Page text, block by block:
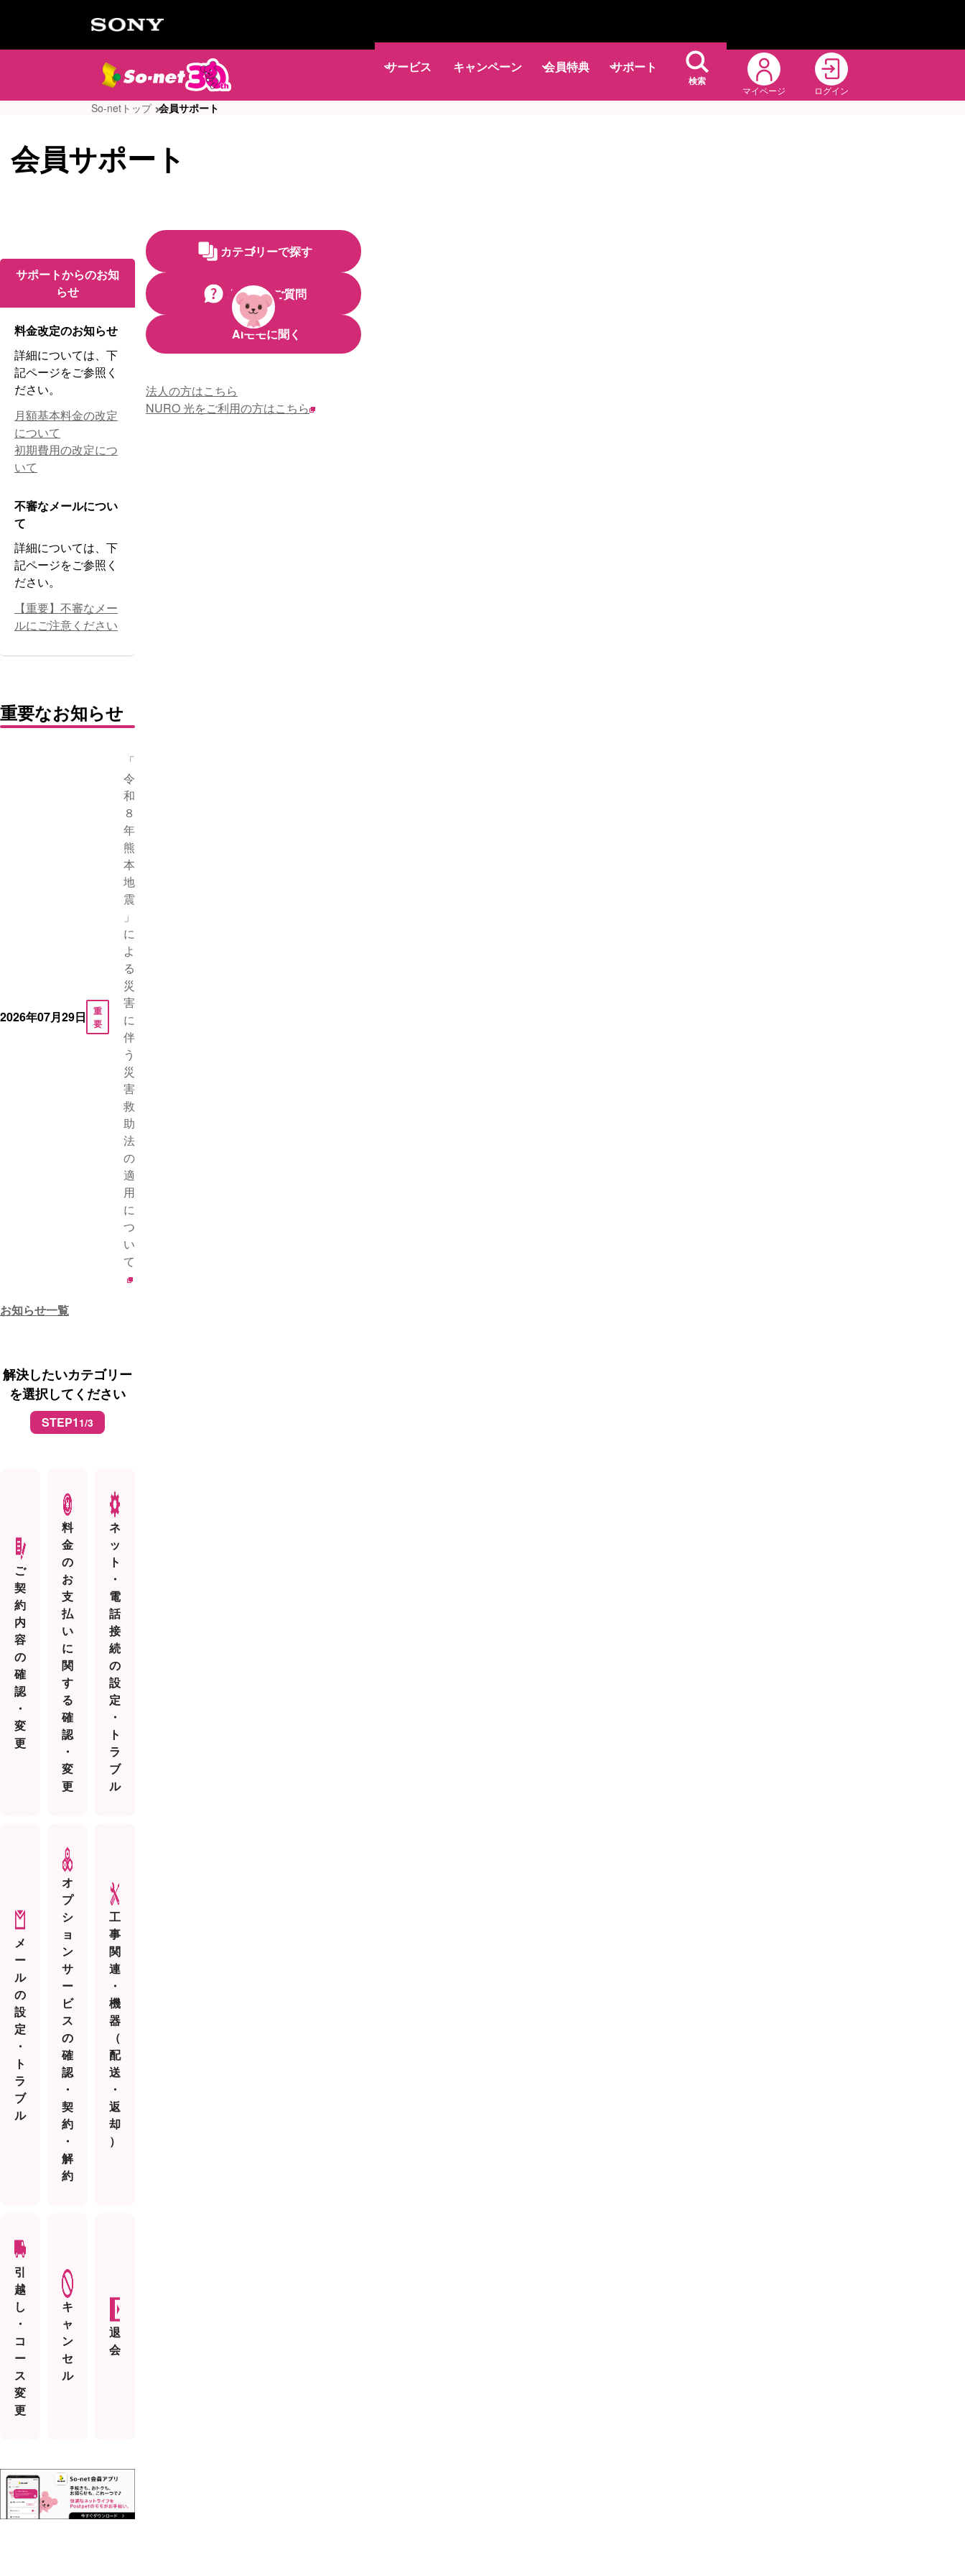
サービス キャンペーン 会員特典 サポート
検索
マイページ ログイン
So-netトップ 会員サポート
会員サポート
カテゴリーで探す
よくあるご質問
AIモモに聞く
法人の方はこちら
NURO 光をご利用の方はこちら
サポートからのお知
らせ
料金改定のお知らせ
詳細については、下
記ページをご参照く
ださい。
月額基本料金の改定
について
初期費用の改定につ
いて
不審なメールについ
て
詳細については、下
記ページをご参照く
ださい。
【重要】不審なメー
ルにご注意ください
重要なお知らせ
2026年07月29日
重
要
「
令
和
８
年
熊
本
地
震
」
に
よ
る
災
害
に
伴
う
災
害
救
助
法
の
適
用
に
つ
い
て
お知らせ一覧
解決したいカテゴリー
を選択してください
STEP1 1/3
ご
契
約
内
容
の
確
認
・
変
更
料
金
の
お
支
払
い
に
関
す
る
確
認
・
変
更
ネ
ッ
ト
・
電
話
接
続
の
設
定
・
ト
ラ
ブ
ル
メ
ー
ル
の
設
定
・
ト
ラ
ブ
ル
オ
プ
シ
ョ
ン
サ
ー
ビ
ス
の
確
認
・
契
約
・
解
約
工
事
関
連
・
機
器
（
配
送
・
返
却
）
引
越
し
・
コ
ー
ス
変
更
キ
ャ
ン
セ
ル
退
会